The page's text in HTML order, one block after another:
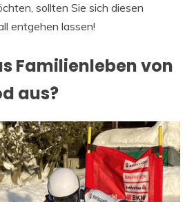
sollten Sie sich diesen
entgehen lassen!
Familienleben von
aus?